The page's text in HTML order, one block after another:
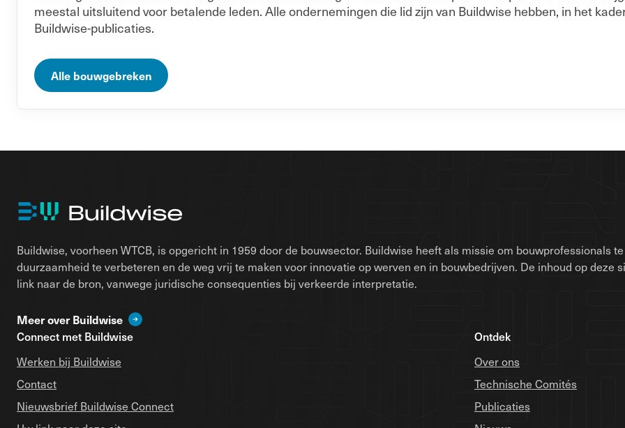
meestal uitsluitend voor betalende leden. Alle ondernemingen die lid zijn van Buildwise hebben, in het
Buildwise-publicaties.
Alle bouwgebreken
Buildwise, voorheen WTCB, is opgericht in 1959 door de bouwsector. Buildwise heeft als missie om bouwprofessionals
duurzaamheid te verbeteren en de weg vrij te maken voor innovatie op werven en in bouwbedrijven. De inhoud op deze
link naar de bron, vanwege juridische consequenties bij verkeerde interpretatie.
Meer over Buildwise
Connect met Buildwise
Werken bij Buildwise
Contact
Nieuwsbrief Buildwise Connect
Ontdek
Over ons
Technische Comités
Publicaties